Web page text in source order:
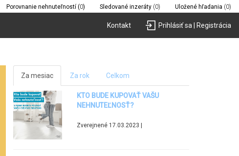
Porovnanie nehnuteľností (0) Sledované inzeráty (0) Uložené hľadania (0)
Kontakt Prihlásiť sa | Registrácia
Za mesiac Za rok Celkom
KTO BUDE KUPOVAŤ VAŠU
NEHNUTEĽNOSŤ?
Zverejnené 17.03.2023 |